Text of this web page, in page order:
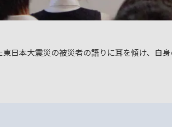
日本大震災の被災者の語りに耳を傾け、自